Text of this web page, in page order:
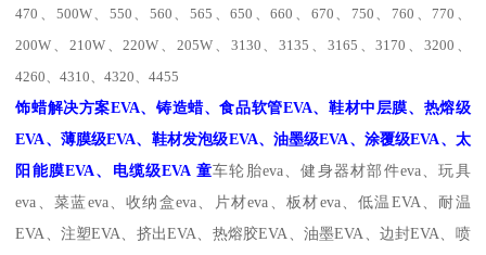
470
500W、 550 560 、565 、650 、660 670 750 760 770
200W
210W、 220W 205W 3130 、3135 3165 、3170 3200
4260 、4310 、4320 、4455
饰蜡解决方案EVA、铸造蜡、食品软管EVA、鞋材中层膜、 热熔级
EVA 、薄膜级EVA、鞋材发泡级EVA、油墨级EVA 、涂覆级EVA 、太
阳能膜EVA 、电缆级EVA 童车轮胎eva、健身器材部件eva、玩具
eva 、菜蓝eva、收纳盒eva 、片材eva 、板材eva、低温 EVA 、耐温
EVA 、注塑EVA 、挤出EVA 、热熔胶EVA 、油墨EVA 、边封EVA 、喷